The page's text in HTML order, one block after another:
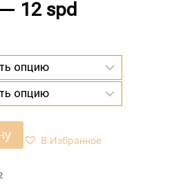
— 12 spd
В Избранное